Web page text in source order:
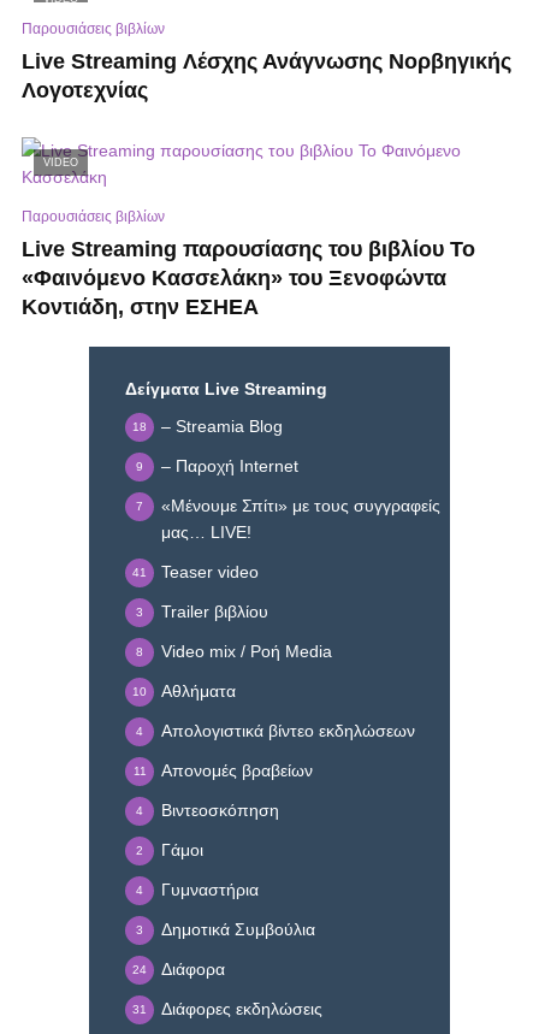
Παρουσιάσεις βιβλίων
Live Streaming Λέσχης Ανάγνωσης Νορβηγικής
Λογοτεχνίας
VIDEO
Παρουσιάσεις βιβλίων
Live Streaming παρουσίασης του βιβλίου Το
«Φαινόμενο Κασσελάκη» του Ξενοφώντα
Κοντιάδη, στην ΕΣΗΕΑ
Δείγματα Live Streaming
– Streamia Blog
18
– Παροχή Internet
9
«Μένουμε Σπίτι» με τους συγγραφείς
μας… LIVE!
7
Teaser video
41
Trailer βιβλίου
3
Video mix / Ροή Media
8
Αθλήματα
10
Απολογιστικά βίντεο εκδηλώσεων
4
Απονομές βραβείων
11
Βιντεοσκόπηση
4
Γάμοι
2
Γυμναστήρια
4
Δημοτικά Συμβούλια
3
Διάφορα
24
Διάφορες εκδηλώσεις
31